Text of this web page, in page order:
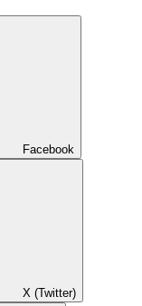
Facebook
X (Twitter)